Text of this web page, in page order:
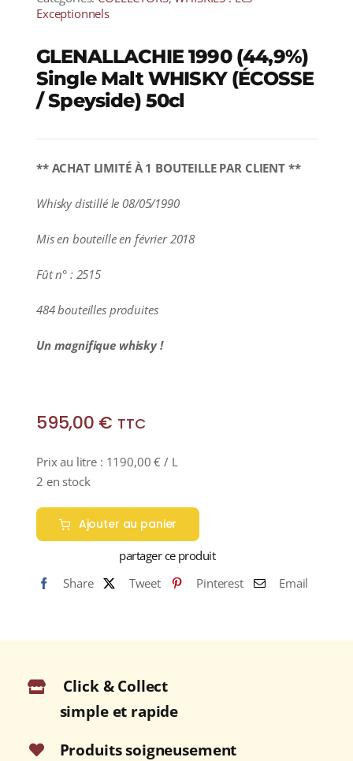
Exceptionnels
GLENALLACHIE 1990 (44,9%)
Single Malt WHISKY (ÉCOSSE
/ Speyside) 50cl
** ACHAT LIMITÉ À 1 BOUTEILLE PAR CLIENT **
Whisky distillé le 08/05/1990
Mis en bouteille en février 2018
Fût n° : 2515
484 bouteilles produites
Un magnifique whisky !
595,00 € TTC
Prix au litre : 1190,00€ / L
2 en stock
Ajouter au panier
partager ce produit
Share
Tweet Pinterest Email
Click & Collect
simple et rapide
Produits soigneusement